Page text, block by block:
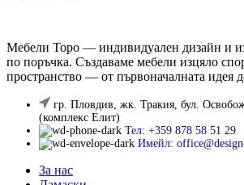
Мебели Торо — индивидуален дизайн и
по поръчка. Създаваме мебели изцяло
пространство — от първоначалната идея
гр. Пловдив, жк. Тракия, бул.
(комплекс Елит)
Тел: +359 878 58 51 29
Имейл:
За нас